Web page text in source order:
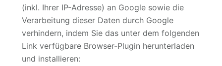
(inkl. Ihrer IP-Adresse) an Google sowie die
Verarbeitung dieser Daten durch Google
verhindern, indem Sie das unter dem folgenden
Link verfügbare Browser-Plugin herunterladen
und installieren: